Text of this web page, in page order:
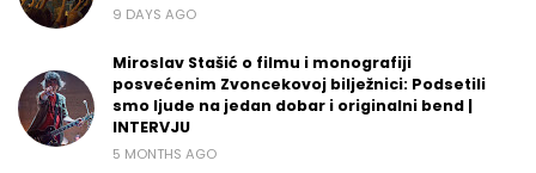
9 DAYS AGO
Miroslav Stašić o filmu i monografiji
posvećenim Zvoncekovoj bilježnici: Podsetili
smo ljude na jedan dobar i originalni bend |
INTERVJU
5 MONTHS AGO